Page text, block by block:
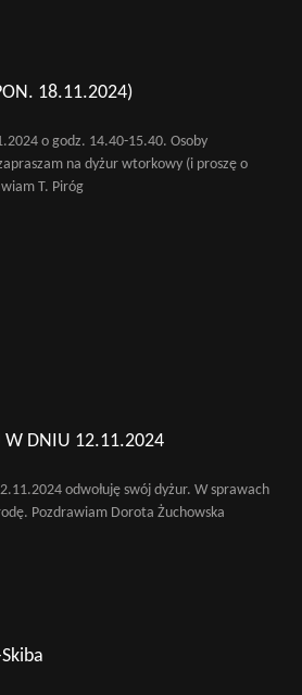
18.11.2024)
o godz. 14.40-15.40. Osoby
na dyżur wtorkowy (i proszę o
T. Piróg
W DNIU 12.11.2024
odwołuję swój dyżur. W sprawach
Pozdrawiam Dorota Żuchowska